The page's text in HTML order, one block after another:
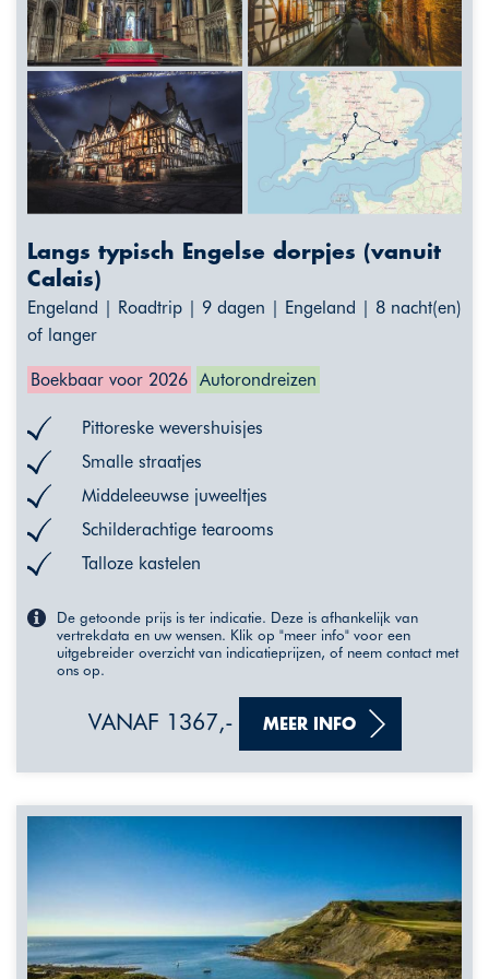
Langs typisch Engelse dorpjes (vanuit
Calais)
Engeland | Roadtrip | 9 dagen | Engeland | 8 nacht(en)
of langer
Boekbaar voor 2026 Autorondreizen
Pittoreske wevershuisjes
Smalle straatjes
Middeleeuwse juweeltjes
Schilderachtige tearooms
Talloze kastelen
De getoonde prijs is ter indicatie. Deze is afhankelijk van
vertrekdata en uw wensen. Klik op "meer info" voor een
uitgebreider overzicht van indicatieprijzen, of neem contact met
ons op.
VANAF 1367,- MEER INFO